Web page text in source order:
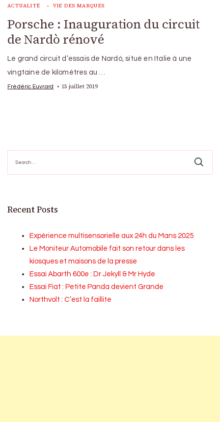
ACTUALITÉ VIE DES MARQUES
Porsche : Inauguration du circuit
de Nardò rénové
Le grand circuit d’essais de Nardò, situé en Italie à une
vingtaine de kilomètres au …
Frédéric Euvrard 15 juillet 2019
for:
Recent Posts
Expérience multisensorielle aux 24h du Mans 2025
Le Moniteur Automobile fait son retour dans les
kiosques et maisons de la presse
Essai Abarth 600e : Dr Jekyll & Mr Hyde
Essai Fiat : Petite Panda devient Grande
Northvolt : C’est la faillite